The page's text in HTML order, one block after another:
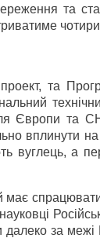
та
та
Європи та
вплинути на
вуглець, а
має
за межі